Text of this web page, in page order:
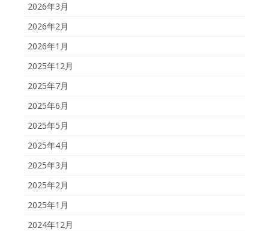
2026年3月
2026年2月
2026年1月
2025年12月
2025年7月
2025年6月
2025年5月
2025年4月
2025年3月
2025年2月
2025年1月
2024年12月